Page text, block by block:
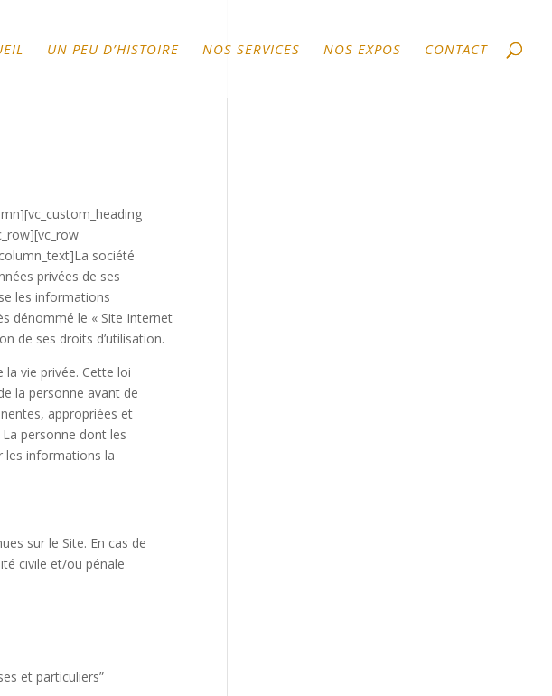
UN PEU D’HISTOIRE NOS SERVICES NOS EXPOS CONTACT
société
privées de ses
les informations
dénommé le « Site Internet
de ses droits d’utilisation.
la vie privée. Cette loi
la personne avant de
appropriées et
personne dont les
les informations la
sur le Site. En cas de
civile et/ou pénale
et particuliers”